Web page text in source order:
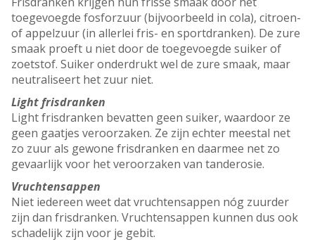
toegevoegde fosforzuur (bijvoorbeeld in cola), citroen-
of appelzuur (in allerlei fris- en sportdranken). De zure
smaak proeft u niet door de toegevoegde suiker of
zoetstof. Suiker onderdrukt wel de zure smaak, maar
neutraliseert het zuur niet.
Light frisdranken
Light frisdranken bevatten geen suiker, waardoor ze
geen gaatjes veroorzaken. Ze zijn echter meestal net
zo zuur als gewone frisdranken en daarmee net zo
gevaarlijk voor het veroorzaken van tanderosie.
Vruchtensappen
Niet iedereen weet dat vruchtensappen nóg zuurder
zijn dan frisdranken. Vruchtensappen kunnen dus ook
schadelijk zijn voor je gebit.